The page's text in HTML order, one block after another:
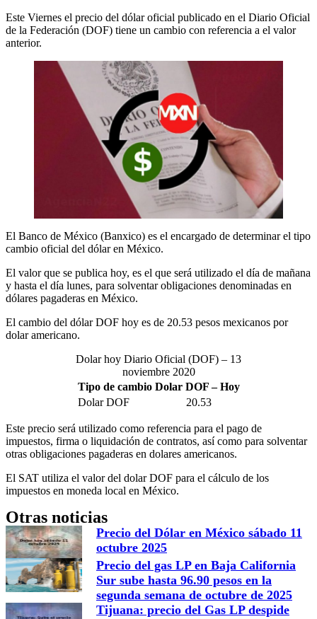
Este Viernes el precio del dólar oficial publicado en el Diario Oficial
de la Federación (DOF) tiene un cambio con referencia a el valor
anterior.
El Banco de México (Banxico) es el encargado de determinar el tipo
cambio oficial del dólar en México.
El valor que se publica hoy, es el que será utilizado el día de mañana
y hasta el día lunes, para solventar obligaciones denominadas en
dólares pagaderas en México.
El cambio del dólar DOF hoy es de 20.53 pesos mexicanos por
dolar americano.
Dolar hoy Diario Oficial (DOF) – 13
noviembre 2020
Tipo de cambio Dolar DOF – Hoy
Dolar DOF
20.53
Este precio será utilizado como referencia para el pago de
impuestos, firma o liquidación de contratos, así como para solventar
otras obligaciones pagaderas en dolares americanos.
El SAT utiliza el valor del dolar DOF para el cálculo de los
impuestos en moneda local en México.
Otras noticias
Precio del Dólar en México sábado 11
octubre 2025
Precio del gas LP en Baja California
Sur sube hasta 96.90 pesos en la
segunda semana de octubre de 2025
Tijuana: precio del Gas LP despide